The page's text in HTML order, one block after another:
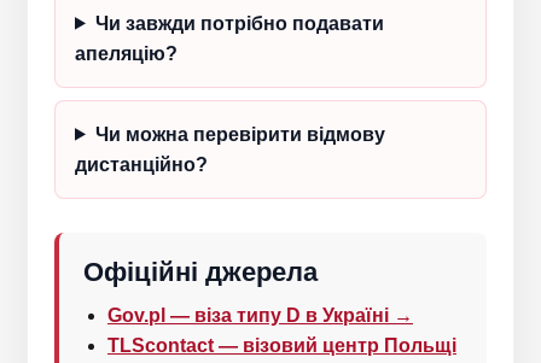
Чи завжди потрібно подавати
апеляцію?
Чи можна перевірити відмову
дистанційно?
Офіційні джерела
Gov.pl — віза типу D в Україні →
TLScontact — візовий центр Польщі